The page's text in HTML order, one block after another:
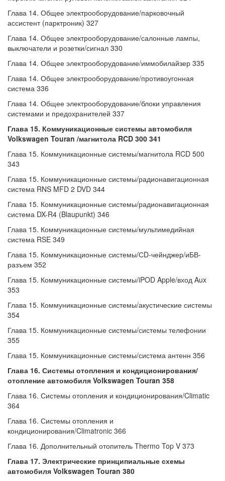
Глава 14. Общее электрооборудование/парковочный
ассистент (парктроник) 327
Глава 14. Общее электрооборудование/салонные лампы,
выключатели и розетки/сигнал 330
Глава 14. Общее электрооборудование/иммобилайзер 335
Глава 14. Общее электрооборудование/противоугонная
система 336
Глава 14. Общее электрооборудование/блоки управления
системами и предохранителей 337
Глава 15. Коммуникационные системы автомобиля
Volkswagen Touran /магнитола RCD 300 341
Глава 15. Коммуникационные системы/магнитола RCD 500
343
Глава 15. Коммуникационные системы/радионавигационная
система RNS MFD 2 DVD 344
Глава 15. Коммуникационные системы/радионавигационная
система DX-R4 (Blaupunkt) 346
Глава 15. Коммуникационные системы/мультимедийная
система RSE 349
Глава 15. Коммуникационные системы/СD-чейнджер/иБВ-
разъем 352
Глава 15. Коммуникационные системы/iPOD Apple/вход Aux
353
Глава 15. Коммуникационные системы/акустические системы
354
Глава 15. Коммуникационные системы/системы телефонии
355
Глава 15. Коммуникационные системы/система антенн 356
Глава 16. Системы отопления и кондиционирования/
отопление автомобиля Volkswagen Touran 358
Глава 16. Системы отопления и кондиционирования/Climatic
364
Глава 16. Системы отопления и
кондиционирования/Climatronic 366
Глава 16. Дополнительный отопитель Thermo Top V 373
Глава 17. Электрические принципиальные схемы
автомобиля Volkswagen Touran 380